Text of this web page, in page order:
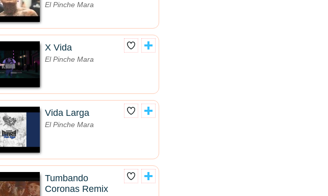
El Pinche Mara
X Vida
El Pinche Mara
Vida Larga
El Pinche Mara
Tumbando
Coronas Remix